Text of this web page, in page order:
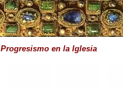
Progresismo en la Iglesia